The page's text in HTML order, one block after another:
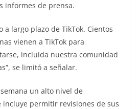
informes de prensa.
a largo plazo de TikTok. Cientos
vienen a TikTok para
incluida nuestra comunidad
se limitó a señalar.
un alto nivel de
permitir revisiones de sus